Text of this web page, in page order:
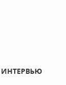
ИНТЕРВЬЮ